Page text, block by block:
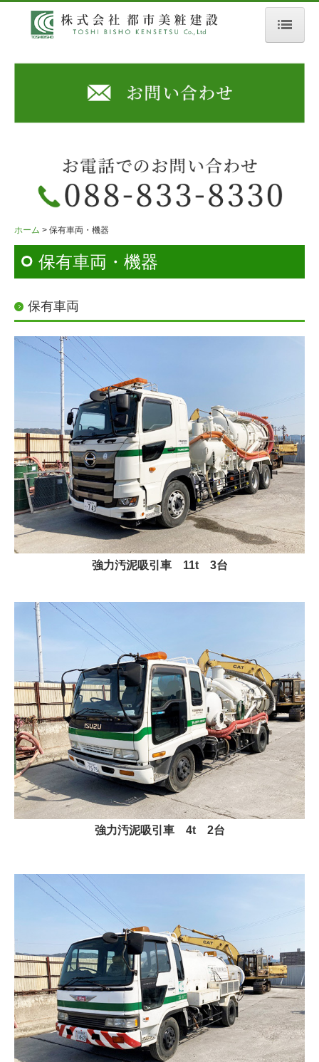
事業案内
お問い合わせ
ホーム 保有車両・機器
保有車両・機器
保有車両
強力汚泥吸引車 11t 3台
強力汚泥吸引車 4t 2台